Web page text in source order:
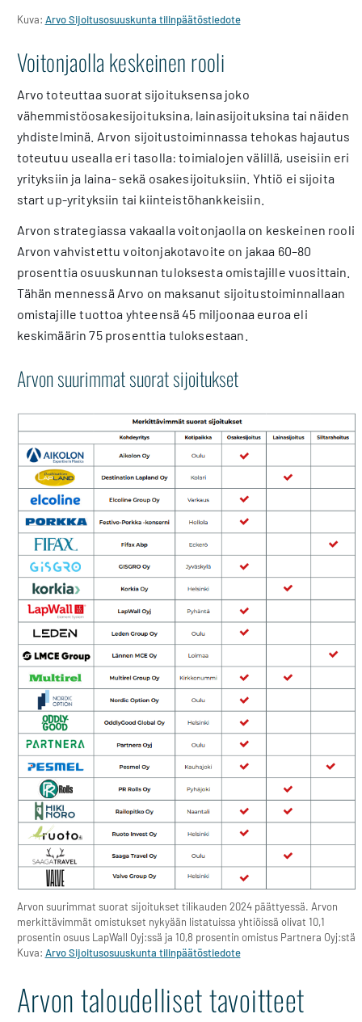
Kuva: Arvo Sijoitusosuuskunta tilinpäätöstiedote
Voitonjaolla keskeinen rooli
Arvo toteuttaa suorat sijoituksensa joko
vähemmistöosakesijoituksina, lainasijoituksina tai näiden
yhdistelminä. Arvon sijoitustoiminnassa tehokas hajautus
toteutuu usealla eri tasolla: toimialojen välillä, useisiin eri
yrityksiin ja laina- sekä osakesijoituksiin. Yhtiö ei sijoita
start up-yrityksiin tai kiinteistöhankkeisiin.
Arvon strategiassa vakaalla voitonjaolla on keskeinen rooli.
Arvon vahvistettu voitonjakotavoite on jakaa 60–80
prosenttia osuuskunnan tuloksesta omistajille vuosittain.
Tähän mennessä Arvo on maksanut sijoitustoiminnallaan
omistajille tuottoa yhteensä 45 miljoonaa euroa eli
keskimäärin 75 prosenttia tuloksestaan.
Arvon suurimmat suorat sijoitukset
Arvon suurimmat suorat sijoitukset tilikauden 2024 päättyessä. Arvon
merkittävimmät omistukset nykyään listatuissa yhtiöissä olivat 10,1
prosentin osuus LapWall Oyj:ssä ja 10,8 prosentin omistus Partnera Oyj:stä.
Kuva: Arvo Sijoitusosuuskunta tilinpäätöstiedote
Arvon taloudelliset tavoitteet